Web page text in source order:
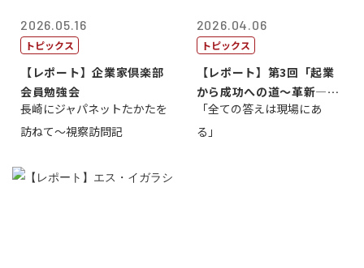
2026.05.16
トピックス
【レポート】企業家倶楽部
会員勉強会
長崎にジャパネットたかたを
訪ねて～視察訪問記
2026.04.06
トピックス
【レポート】第3回「起業
から成功への道～革新―挑
戦の先にある...
「全ての答えは現場にあ
る」